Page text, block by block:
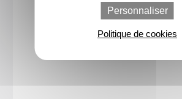
23613
Costume sorcière - noir - enfant -
Personnaliser
Politique de cookies